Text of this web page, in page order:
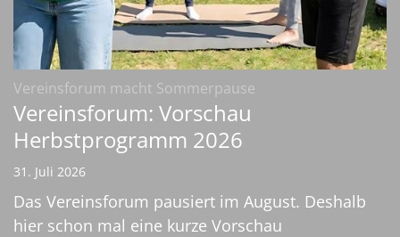
Vereinsforum macht Sommerpause
Vereinsforum: Vorschau
Herbstprogramm 2026
31. Juli 2026
Das Vereinsforum pausiert im August. Deshalb
hier schon mal eine kurze Vorschau